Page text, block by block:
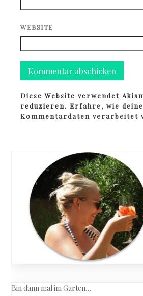
WEBSITE
Diese Website verwendet
reduzieren.Erfahre, wie deine
Kommentardaten verarbeitet
Bin dann mal im Garten…